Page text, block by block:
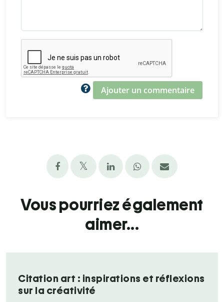
Ajouter un commentaire
Vous pourriez également
aimer...
Citation art : inspirations et réflexions
sur la créativité